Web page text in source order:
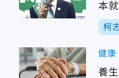
本
柯
健康
養